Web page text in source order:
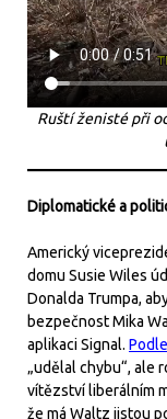
Ruští ženisté při
Diplomatické a
Americký
domu Susie Wiles
Donalda Trumpa,
bezpečnost Mika
aplikaci Signal.
„udělal chybu“, ale
vítězství liberálním
že má Waltz jistou